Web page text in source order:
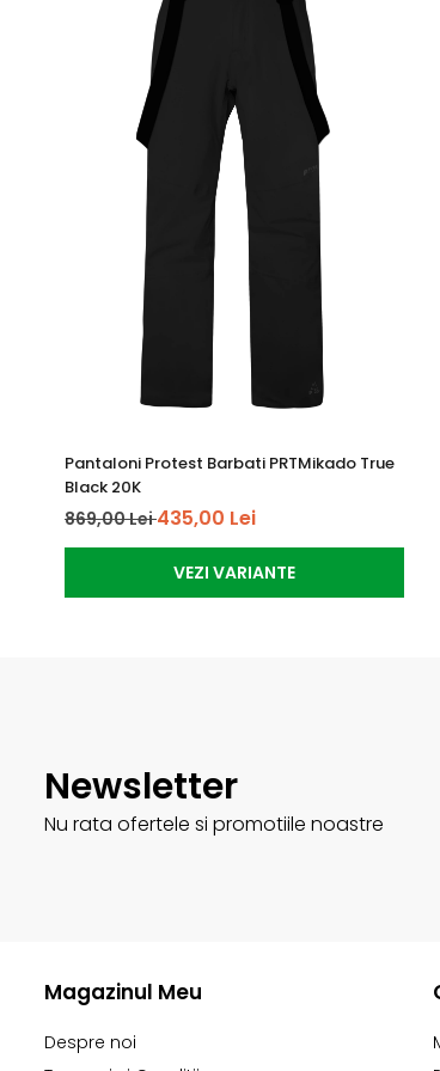
Pantaloni Protest Barbati PRTMikado True
Black 20K
869,00 Lei435,00 Lei
VEZI VARIANTE
Newsletter
Nu rata ofertele si promotiile noastre
Magazinul Meu
Despre noi